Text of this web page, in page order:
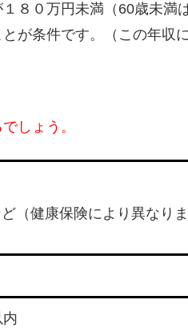
８０万円未満（60歳未満
が条件です。（この年収
しょう。
（健康保険により異なりま